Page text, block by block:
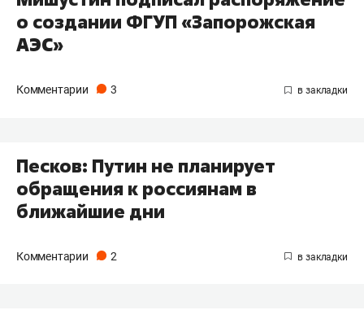
о создании ФГУП «Запорожская
АЭС»
Комментарии 3
Песков: Путин не планирует
обращения к россиянам в
ближайшие дни
Комментарии 2